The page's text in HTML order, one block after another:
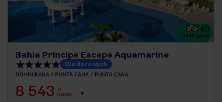
4/5
3165 opinii
Bahia Principe Escape Aquamarine
Dla dorosłych
DOMINIKANA PUNTA CANA PUNTA CANA
8 543 ZŁ
OSOBA